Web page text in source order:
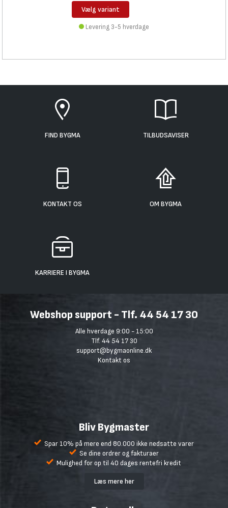
Vælg variant
Levering 3-5 hverdage
FIND BYGMA TILBUDSAVISER
KONTAKT OS OM BYGMA
KARRIERE I BYGMA
Webshop support - Tlf. 44 54 17 30
Alle hverdage 9:00 - 15:00
Tlf. 44 54 17 30
support@bygmaonline.dk
Kontakt os
Bliv Bygmaster
Spar 10% på mere end 80.000 ikke nedsatte varer
Se dine ordrer og fakturaer
Mulighed for op til 40 dages rentefri kredit
Læs mere her